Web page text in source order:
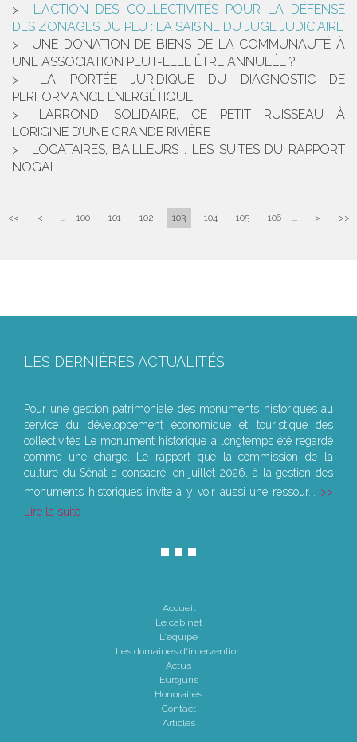
L'ACTION DES COLLECTIVITÉS POUR LA DÉFENSE
DES ZONAGES DU PLU : LA SAISINE DU JUGE JUDICIAIRE
UNE DONATION DE BIENS DE LA COMMUNAUTÉ À
UNE ASSOCIATION PEUT-ELLE ÊTRE ANNULÉE ?
LA PORTÉE JURIDIQUE DU DIAGNOSTIC DE
PERFORMANCE ÉNERGÉTIQUE
L’ARRONDI SOLIDAIRE, CE PETIT RUISSEAU À
L’ORIGINE D’UNE GRANDE RIVIÈRE
LOCATAIRES, BAILLEURS : LES SUITES DU RAPPORT
NOGAL
<< < 100 101 102 103 104 105 106 > >>
LES DERNIÈRES ACTUALITÉS
Pour une gestion patrimoniale des monuments historiques au
service du développement économique et touristique des
collectivités Le monument historique a longtemps été regardé
comme une charge. Le rapport que la commission de la
culture du Sénat a consacré, en juillet 2026, à la gestion des
monuments historiques invite à y voir aussi une ressour...
Lire la suite
Accueil
Le cabinet
L'équipe
Les domaines d'intervention
Actus
Eurojuris
Honoraires
Contact
Articles